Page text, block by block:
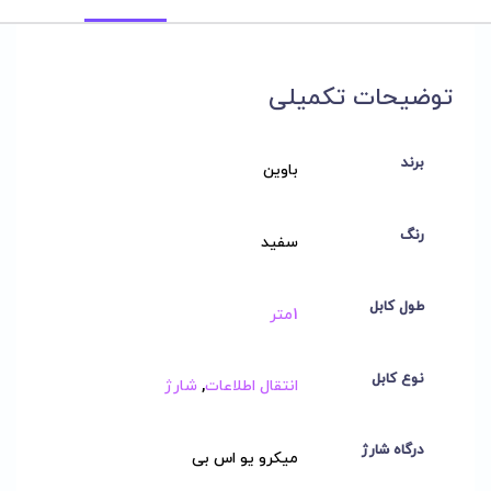
توضیحات تکمیلی
برند باوین
رنگ سفید
طول کابل 1متر
نوع کابل انتقال اطلاعات,شارژ
درگاه شارژ میکرو یو اس بی